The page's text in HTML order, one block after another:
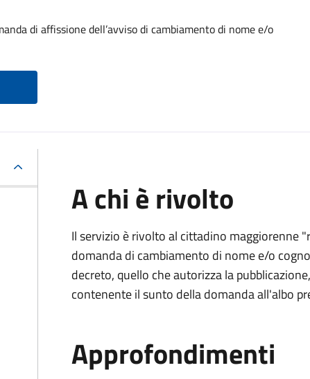
di affissione dell’avviso di cambiamento di nome e/o
A chi è rivolto
Il servizio è rivolto al cittadino maggiorenne
domanda di cambiamento di nome e/o
decreto, quello che autorizza la
contenente il sunto della domanda all'albo
Approfondimenti